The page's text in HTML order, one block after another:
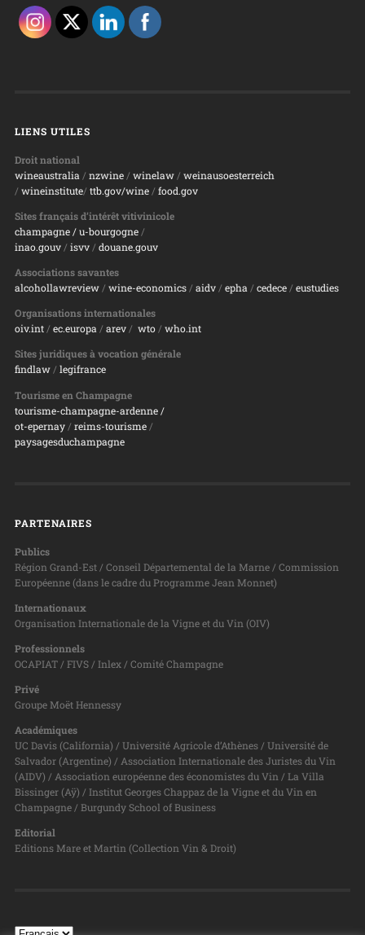
LIENS UTILES
Droit national
wineaustralia / nzwine/ winelaw/ weinausoesterreich
/ wineinstitute/ ttb.gov/wine/ food.gov
Sites français d’intérêt vitivinicole
champagne/ u-bourgogne/
inao.gouv/ isvv/ douane.gouv
Associations savantes
alcohollawreview/ wine-economics/ aidv/ epha / cedece/ eustudies
Organisations internationales
oiv.int/ ec.europa/ arev/ wto/ who.int
Sites juridiques à vocation générale
findlaw/ legifrance
Tourisme en Champagne
tourisme-champagne-ardenne /
ot-epernay/ reims-tourisme/
paysagesduchampagne
PARTENAIRES
Publics
Région Grand-Est / Conseil Départemental de la Marne / Commission
Européenne (dans le cadre du Programme Jean Monnet)
Internationaux
Organisation Internationale de la Vigne et du Vin (OIV)
Professionnels
OCAPIAT / FIVS / Inlex / Comité Champagne
Privé
Groupe Moët Hennessy
Académiques
UC Davis (California) / Université Agricole d’Athènes / Université de
Salvador (Argentine) / Association Internationale des Juristes du Vin
(AIDV) / Association européenne des économistes du Vin / La Villa
Bissinger (Aÿ) / Institut Georges Chappaz de la Vigne et du Vin en
Champagne / Burgundy School of Business
Editorial
Editions Mare et Martin (Collection Vin & Droit)